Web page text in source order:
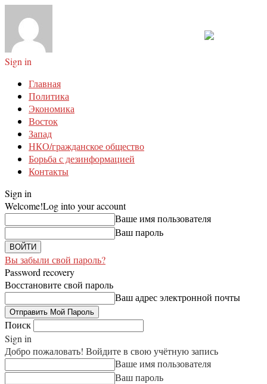
Sign in
Главная
Политика
Экономика
Восток
Запад
НКО/гражданское общество
Борьба с дезинформацией
Контакты
Sign in
Welcome!Log into your account
Ваше имя пользователя
Ваш пароль
Вы забыли свой пароль?
Password recovery
Восстановите свой пароль
Ваш адрес электронной почты
Поиск
Sign in
Добро пожаловать! Войдите в свою учётную запись
Ваше имя пользователя
Ваш пароль